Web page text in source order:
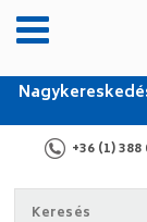
+36 (1) 388